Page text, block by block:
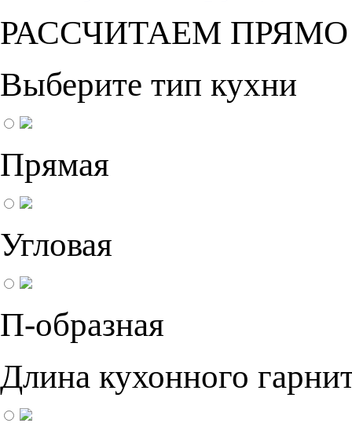
РАССЧИТАЕМ
Выберите тип кухни
Прямая
Угловая
П-образная
Длина кухонного